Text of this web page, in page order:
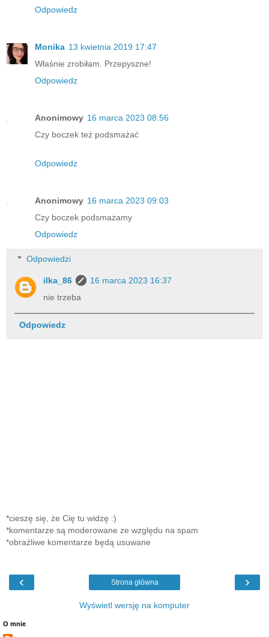
Odpowiedz
Monika 13 kwietnia 2019 17:47
Właśnie zrobiłam. Przepyszne!
Odpowiedz
Anonimowy 16 marca 2023 08:56
Czy boczek też podsmażać
Odpowiedz
Anonimowy 16 marca 2023 09:03
Czy boczek podsmażamy
Odpowiedz
Odpowiedzi
ilka_86
16 marca 2023 16:37
nie trzeba
Odpowiedz
*cieszę się, że Cię tu widzę :)
*komentarze są moderowane ze względu na spam
*obraźliwe komentarze będą usuwane
‹ ›
Strona główna
Wyświetl wersję na komputer
O mnie